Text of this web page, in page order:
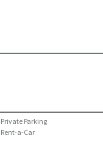
Private Parking
Rent-a-Car